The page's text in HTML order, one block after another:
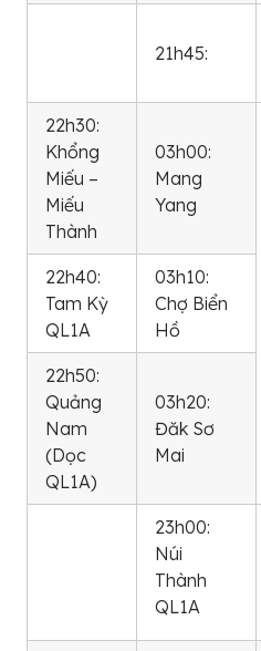
21h45:
22h30:
Khổng
Miếu –
Miếu
Thành
03h00:
Mang
Yang
22h40:
Tam Kỳ
QL1A
03h10:
Chợ Biển
Hồ
22h50:
Quảng
Nam
(Dọc
QL1A)
03h20:
Đăk Sơ
Mai
23h00:
Núi
Thành
QL1A